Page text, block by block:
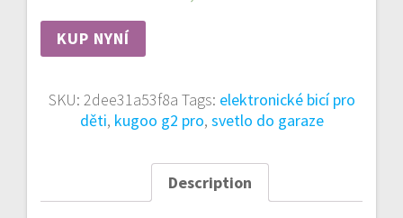
KUP NYNÍ
SKU: 2dee31a53f8a Tags: elektronické bicí pro
děti, kugoo g2 pro, svetlo do garaze
Description